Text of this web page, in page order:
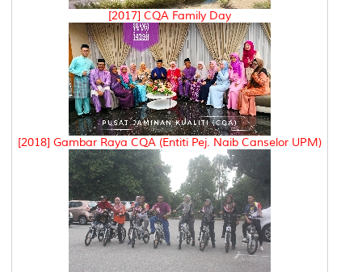
[2017] CQA Family Day
[2018] Gambar Raya CQA (Entiti Pej. Naib Canselor UPM)